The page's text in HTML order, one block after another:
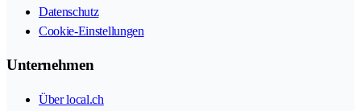
Datenschutz
Cookie-Einstellungen
Unternehmen
Über local.ch